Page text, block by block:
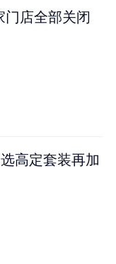
门店全部关闭
高定套装再加